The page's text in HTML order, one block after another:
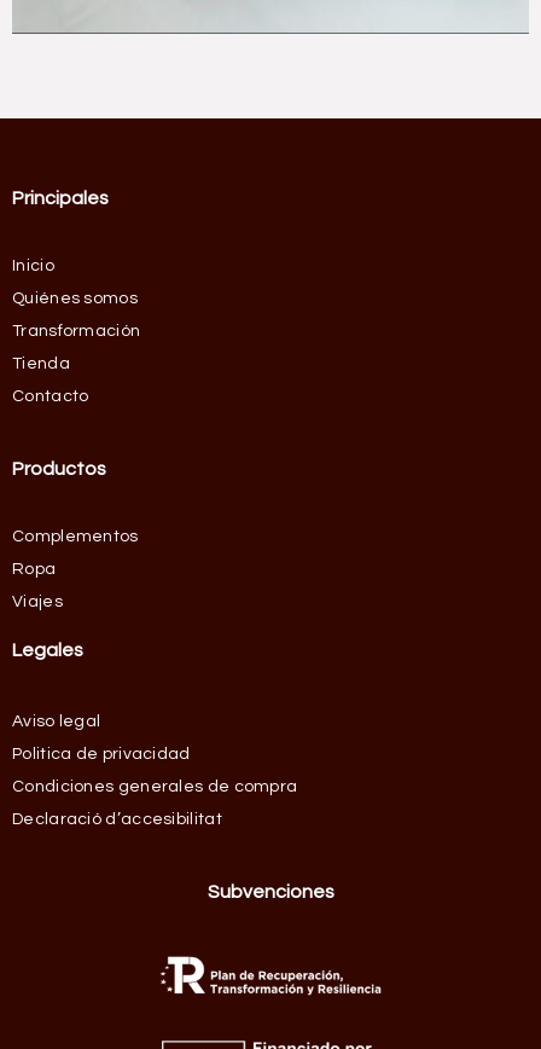
Principales
Inicio
Quiénes somos
Transformación
Tienda
Contacto
Productos
Complementos
Ropa
Viajes
Legales
Aviso legal
Politica de privacidad
Condiciones generales de compra
Declaració d’accesibilitat
Subvenciones